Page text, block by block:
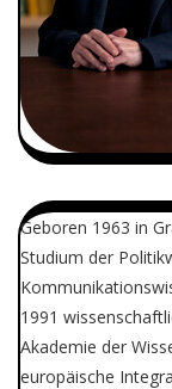
Geboren 1963 in
Studium der
1991
Akademie der
europäische